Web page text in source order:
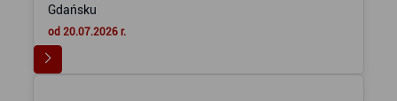
Gdańsku
od 20.07.2026 r.